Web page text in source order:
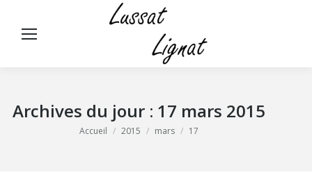
Archives du jour : 17 mars 2015
Vous êtes ici :
Accueil 2015 mars 17
Panneau de gestion des cookies